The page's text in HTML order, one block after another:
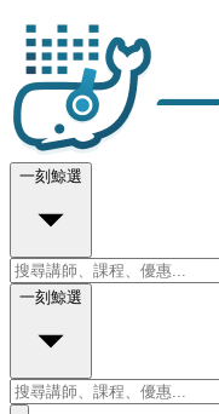
一刻鯨選
一刻鯨選